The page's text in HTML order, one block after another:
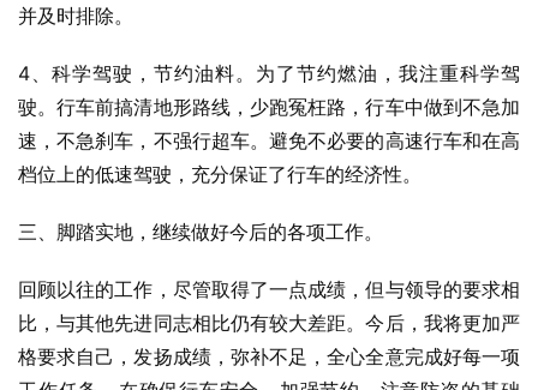
并及时排除。
4、科学驾驶，节约油料。为了节约燃油，我注重科学驾
驶。行车前搞清地形路线，少跑冤枉路，行车中做到不急加
速，不急刹车，不强行超车。避免不必要的高速行车和在高
档位上的低速驾驶，充分保证了行车的经济性。
三、脚踏实地，继续做好今后的各项工作。
回顾以往的工作，尽管取得了一点成绩，但与领导的要求相
比，与其他先进同志相比仍有较大差距。今后，我将更加严
格要求自己，发扬成绩，弥补不足，全心全意完成好每一项